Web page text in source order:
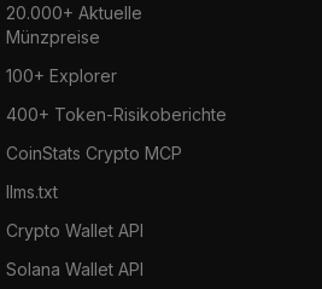
20.000+ Aktuelle
Münzpreise
100+ Explorer
400+ Token-Risikoberichte
CoinStats Crypto MCP
llms.txt
Crypto Wallet API
Solana Wallet API